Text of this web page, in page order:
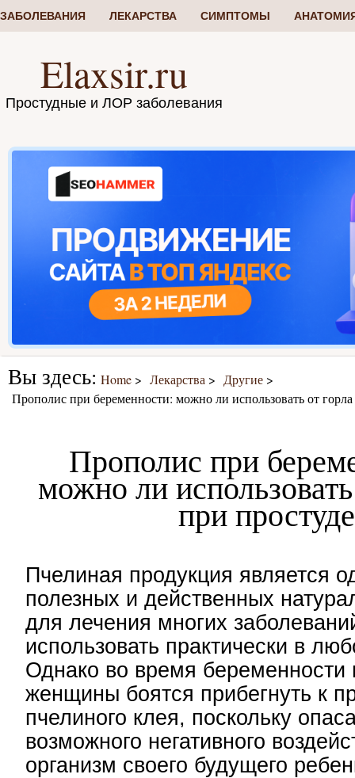
ЗАБОЛЕВАНИЯ ЛЕКАРСТВА СИМПТОМЫ
Elaxsir.ru
Простудные и ЛОР заболевания
Вы здесь: Home Лекарства
Другие
Прополис при беременности: можно ли использовать от
Прополис при
можно ли
при простуде
Пчелиная продукция является
полезных и действенных
для лечения многих
использовать практически в
Однако во время беременности
женщины боятся прибегнуть к
пчелиного клея, поскольку
возможного негативного
организм своего будущего